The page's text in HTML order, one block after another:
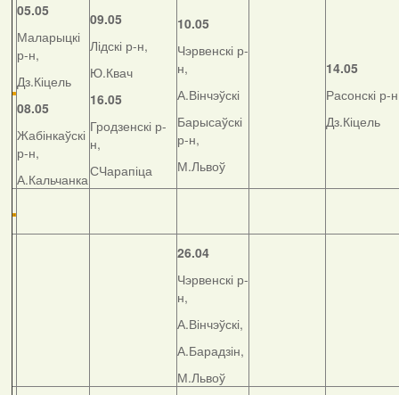
05.05
Маларыцкі
р-н,
Дз.Кіцель
08.05
Жабінкаўскі
р-н,
А.Кальчанка
09.05
Лідскі р-н,
Ю.Квач
16.05
Гродзенскі р-
н,
СЧарапіца
10.05
Чэрвенскі р-
н,
А.Вінчэўскі
Барысаўскі
р-н,
М.Львоў
14.05
Расонскі р-
Дз.Кіцель
26.04
Чэрвенскі р-
н,
А.Вінчэўскі,
А.Барадзін,
М.Львоў